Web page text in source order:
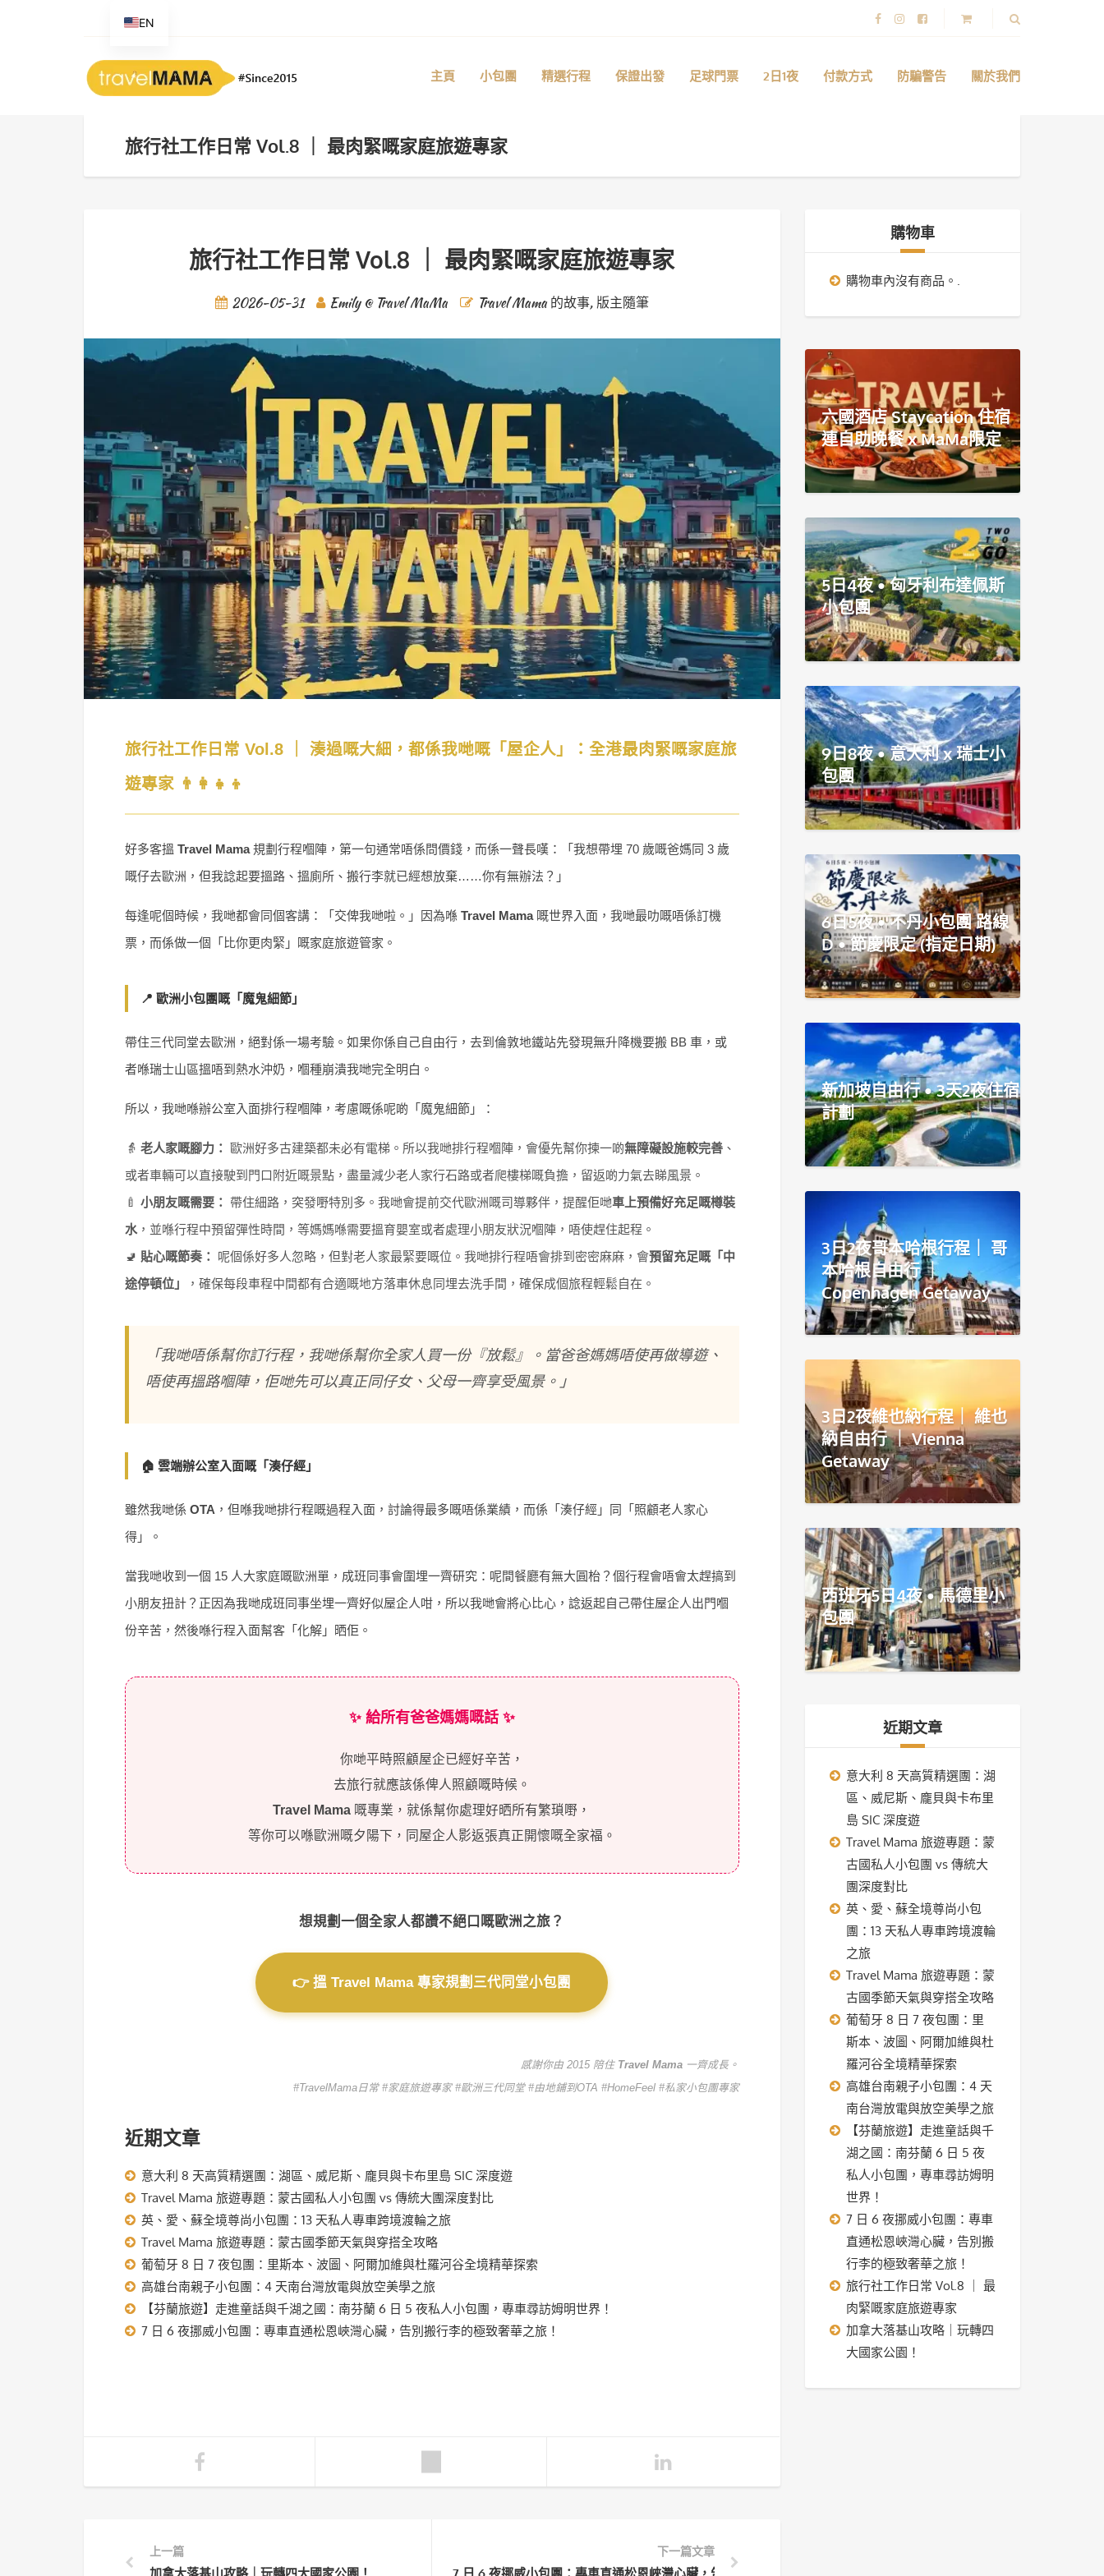
主頁 小包團 精選行程 保證出發 足球門票 2日1夜 付款方式 防騙警告 關於我們
旅行社工作日常 Vol.8 ｜ 最肉緊嘅家庭旅遊專家
旅行社工作日常 Vol.8 ｜ 最肉緊嘅家庭旅遊專家
2026-05-31 Emily @ Travel MaMa Travel Mama 的故事,版主隨筆
旅行社工作日常 Vol.8 ｜ 湊過嘅大細，都係我哋嘅「屋企人」：全港最肉緊嘅家庭旅
遊專家 👨‍👩‍👧‍👦
好多客搵 Travel Mama規劃行程嗰陣，第一句通常唔係問價錢，而係一聲長嘆：「我想帶埋 70 歲嘅爸媽同 3 歲
嘅仔去歐洲，但我諗起要搵路、搵廁所、搬行李就已經想放棄……你有無辦法？」
每逢呢個時候，我哋都會同個客講：「交俾我哋啦。」因為喺 Travel Mama嘅世界入面，我哋最叻嘅唔係訂機
票，而係做一個「比你更肉緊」嘅家庭旅遊管家。
📍 歐洲小包團嘅「魔鬼細節」
帶住三代同堂去歐洲，絕對係一場考驗。如果你係自己自由行，去到倫敦地鐵站先發現無升降機要搬 BB 車，或
者喺瑞士山區搵唔到熱水沖奶，嗰種崩潰我哋完全明白。
所以，我哋喺辦公室入面排行程嗰陣，考慮嘅係呢啲「魔鬼細節」：
👵 老人家嘅腳力： 歐洲好多古建築都未必有電梯。所以我哋排行程嗰陣，會優先幫你揀一啲無障礙設施較完善 、
或者車輛可以直接駛到門口附近嘅景點，盡量減少老人家行石路或者爬樓梯嘅負擔，留返啲力氣去睇風景。
🍼 小朋友嘅需要： 帶住細路，突發嘢特別多。我哋會提前交代歐洲嘅司導夥伴，提醒佢哋車上預備好充足嘅樽裝
水 ，並喺行程中預留彈性時間，等媽媽喺需要搵育嬰室或者處理小朋友狀況嗰陣，唔使趕住起程。
🚽 貼心嘅節奏： 呢個係好多人忽略，但對老人家最緊要嘅位。我哋排行程唔會排到密密麻麻，會預留充足嘅「中
途停頓位」
，確保每段車程中間都有合適嘅地方落車休息同埋去洗手間，確保成個旅程輕鬆自在。
「我哋唔係幫你訂行程，我哋係幫你全家人買一份『放鬆』。當爸爸媽媽唔使再做導遊、
唔使再搵路嗰陣，佢哋先可以真正同仔女、父母一齊享受風景。」
🏠 雲端辦公室入面嘅「湊仔經」
雖然我哋係 OTA ，但喺我哋排行程嘅過程入面，討論得最多嘅唔係業績，而係「湊仔經」同「照顧老人家心
得」。
當我哋收到一個 15 人大家庭嘅歐洲單，成班同事會圍埋一齊研究：呢間餐廳有無大圓枱？個行程會唔會太趕搞到
小朋友扭計？正因為我哋成班同事坐埋一齊好似屋企人咁，所以我哋會將心比心，諗返起自己帶住屋企人出門嗰
份辛苦，然後喺行程入面幫客「化解」晒佢。
✨ 給所有爸爸媽媽嘅話 ✨
你哋平時照顧屋企已經好辛苦，
去旅行就應該係俾人照顧嘅時候。
Travel Mama 嘅專業，就係幫你處理好晒所有繁瑣嘢，
等你可以喺歐洲嘅夕陽下，同屋企人影返張真正開懷嘅全家福。
想規劃一個全家人都讚不絕口嘅歐洲之旅？
👉 搵 Travel Mama 專家規劃三代同堂小包團
感謝你由 2015 陪住 Travel Mama一齊成長。
#TravelMama日常 #家庭旅遊專家 #歐洲三代同堂 #由地鋪到OTA #HomeFeel #私家小包團專家
近期文章
意大利 8 天高質精選團：湖區、威尼斯、龐貝與卡布里島 SIC 深度遊
Travel Mama 旅遊專題：蒙古國私人小包團 vs 傳統大團深度對比
英、愛、蘇全境尊尚小包團：13 天私人專車跨境渡輪之旅
Travel Mama 旅遊專題：蒙古國季節天氣與穿搭全攻略
葡萄牙 8 日 7 夜包團：里斯本、波圖、阿爾加維與杜羅河谷全境精華探索
高雄台南親子小包團：4 天南台灣放電與放空美學之旅
【芬蘭旅遊】走進童話與千湖之國：南芬蘭 6 日 5 夜私人小包團，專車尋訪姆明世界！
7 日 6 夜挪威小包團：專車直通松恩峽灣心臟，告別搬行李的極致奢華之旅！
上一篇 下一篇文章
購物車
購物車內沒有商品。.
六國酒店 Staycation 住宿
連自助晚餐 x MaMa限定
5日4夜 • 匈牙利布達佩斯
小包團
9日8夜 • 意大利 x 瑞士小
包團
6日5夜 • 不丹小包團 路線
D • 節慶限定 (指定日期)
新加坡自由行 • 3天2夜住宿
計劃
3日2夜哥本哈根行程｜ 哥
本哈根自由行 ｜
Copenhagen Getaway
3日2夜維也納行程｜ 維也
納自由行 ｜ Vienna
Getaway
西班牙5日4夜 • 馬德里小
包團
近期文章
意大利 8 天高質精選團：湖
區、威尼斯、龐貝與卡布里
島 SIC 深度遊
Travel Mama 旅遊專題：蒙
古國私人小包團 vs 傳統大
團深度對比
英、愛、蘇全境尊尚小包
團：13 天私人專車跨境渡輪
之旅
Travel Mama 旅遊專題：蒙
古國季節天氣與穿搭全攻略
葡萄牙 8 日 7 夜包團：里
斯本、波圖、阿爾加維與杜
羅河谷全境精華探索
高雄台南親子小包團：4 天
南台灣放電與放空美學之旅
【芬蘭旅遊】走進童話與千
湖之國：南芬蘭 6 日 5 夜
私人小包團，專車尋訪姆明
世界！
7 日 6 夜挪威小包團：專車
直通松恩峽灣心臟，告別搬
行李的極致奢華之旅！
旅行社工作日常 Vol.8 ｜ 最
肉緊嘅家庭旅遊專家
加拿大落基山攻略｜玩轉四
大國家公園！
EN